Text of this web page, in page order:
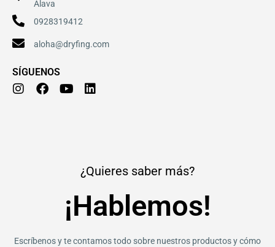
Álava
0928319412
aloha@dryfing.com
SÍGUENOS
I
n
F
a
Y
o
L
i
n
¿Quieres saber más?
¡Hablemos!
Escríbenos y te contamos todo sobre nuestros productos y cómo